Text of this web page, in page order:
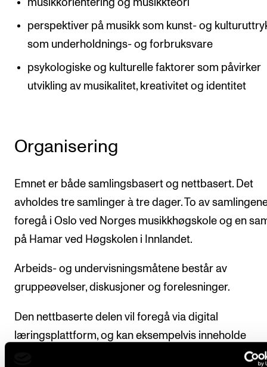
musikkorientering og musikkteori
perspektiver på musikk som kunst- og
som underholdnings- og forbruksvare
psykologiske og kulturelle faktorer som påvirker
utvikling av musikalitet, kreativitet og identitet
Organisering
Emnet er både samlingsbasert og nettbasert. Det
avholdes tre samlinger à tre dager. To av
foregå i Oslo ved Norges musikkhøgskole og en
på Hamar ved Høgskolen i Innlandet.
Arbeids- og undervisningsmåtene består av
gruppeøvelser, diskusjoner og forelesninger.
Den nettbaserte delen vil foregå via digital
læringsplattform, og kan eksempelvis inneholde
videoforelesninger, veiledede oppgaver og